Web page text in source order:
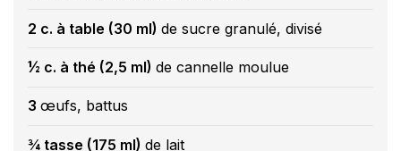
2 c. à table (30 ml) de sucre granulé, divisé
½ c. à thé (2,5 ml) de cannelle moulue
3 œufs, battus
¾ tasse (175 ml) de lait